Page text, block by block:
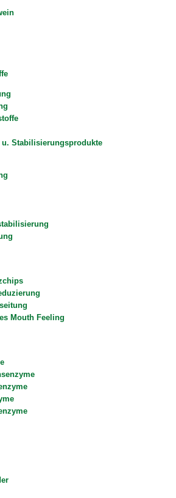
u. Stabilisierungsprodukte
Mouth Feeling